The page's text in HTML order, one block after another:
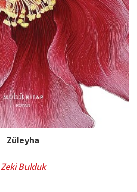
Züleyha
Zeki Bulduk